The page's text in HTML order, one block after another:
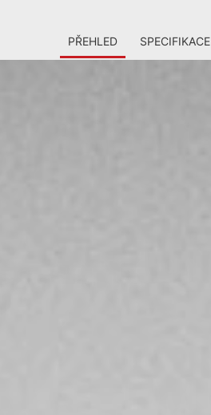
PŘEHLED SPECIFIKACE